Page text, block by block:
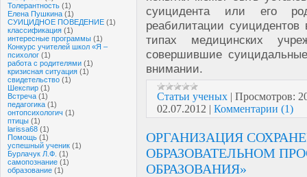
Толерантность (1)
Елена Пушкина (1)
СУИЦИДНОЕ ПОВЕДЕНИЕ (1)
классификация (1)
интересные программы (1)
Конкурс учителей школ «Я –
психолог (1)
работа с родителями (1)
кризисная ситуация (1)
свидетельство (1)
Шекспир (1)
Встреча (1)
педагогика (1)
онтопсихологич (1)
птицы (1)
larissa68 (1)
Помощь (1)
успешный ученик (1)
Бурлачук Л.Ф. (1)
самопознание (1)
образование (1)
суицидента или его
реабилитации
типах медицинских
совершившие
внимании.
Статьи ученых | Просмотров:
02.07.2012 | Комментарии (1)
ОРГАНИЗАЦИЯ
ОБРАЗОВАТЕЛЬНОМ
ОБРАЗОВАНИЯ»